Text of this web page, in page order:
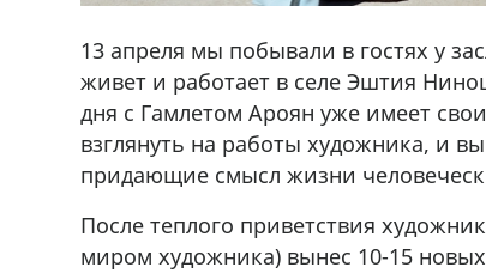
13 апреля мы побывали в гостях у
живет и работает в селе Эштия
дня с Гамлетом Ароян уже имеет
взглянуть на работы художника, и
придающие смысл жизни
После теплого приветствия
миром художника) вынес 10-15
30 57
Продается соль опто и в